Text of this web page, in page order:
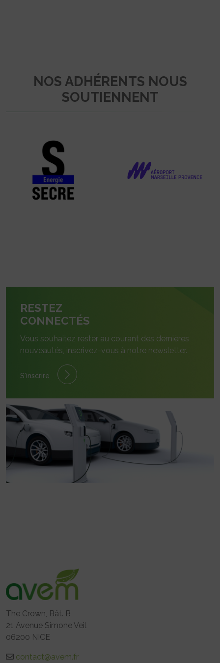
NOS ADHÉRENTS NOUS
SOUTIENNENT
RESTEZ
CONNECTÉS
Vous souhaitez rester au courant des dernières
nouveautés, inscrivez-vous à notre newsletter.
S'inscrire
The Crown, Bât. B
21 Avenue Simone Veil
06200 NICE
contact@avem.fr